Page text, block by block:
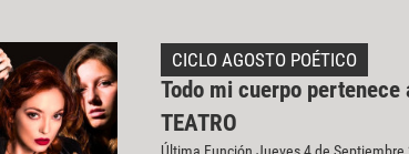
CICLO AGOSTO POÉTICO
Todo mi cuerpo pertenece
TEATRO
Última Función Jueves 4 de Septiembre